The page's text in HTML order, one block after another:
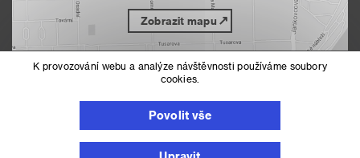
Zobrazit mapu
Nastavení cookies
K provozování webu a analýze návštěvnosti používáme soubory
cookies.
Povolit vše